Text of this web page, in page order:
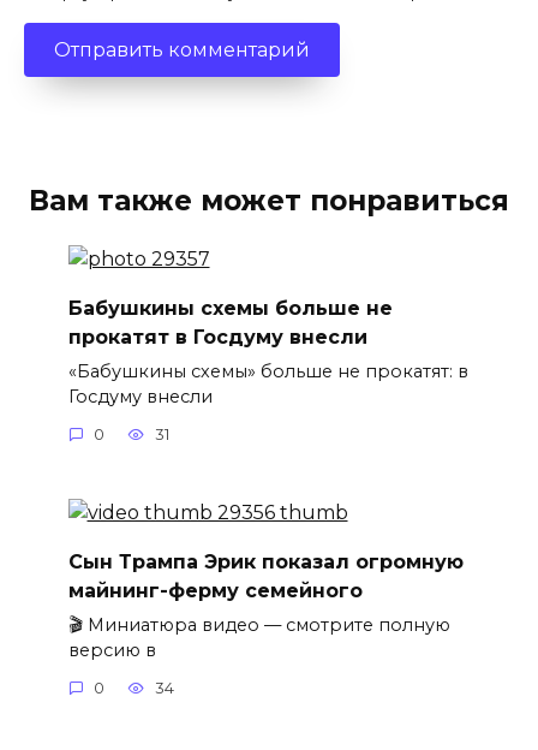
Вам также может понравиться
Бабушкины схемы больше не
прокатят в Госдуму внесли
«Бабушкины схемы» больше не прокатят: в
Госдуму внесли
0 31
Сын Трампа Эрик показал огромную
майнинг-ферму семейного
🎬 Миниатюра видео — смотрите полную
версию в
0 34